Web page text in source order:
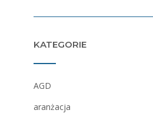
KATEGORIE
AGD
aranżacja